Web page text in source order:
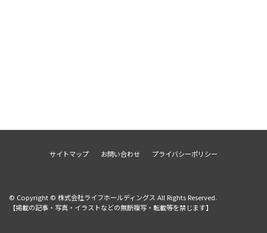
サイトマップ お問い合わせ プライバシーポリシー
© Copyright © 株式会社ライフホールディングス All Rights Reserved.
【掲載の記事・写真・イラストなどの無断複写・転載等を禁じます】